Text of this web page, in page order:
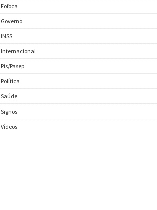
Fofoca
Governo
INSS
Internacional
Pis/Pasep
Política
Saúde
Signos
Vídeos